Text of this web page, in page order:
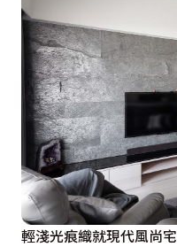
輕淺光痕織就現代風尚宅